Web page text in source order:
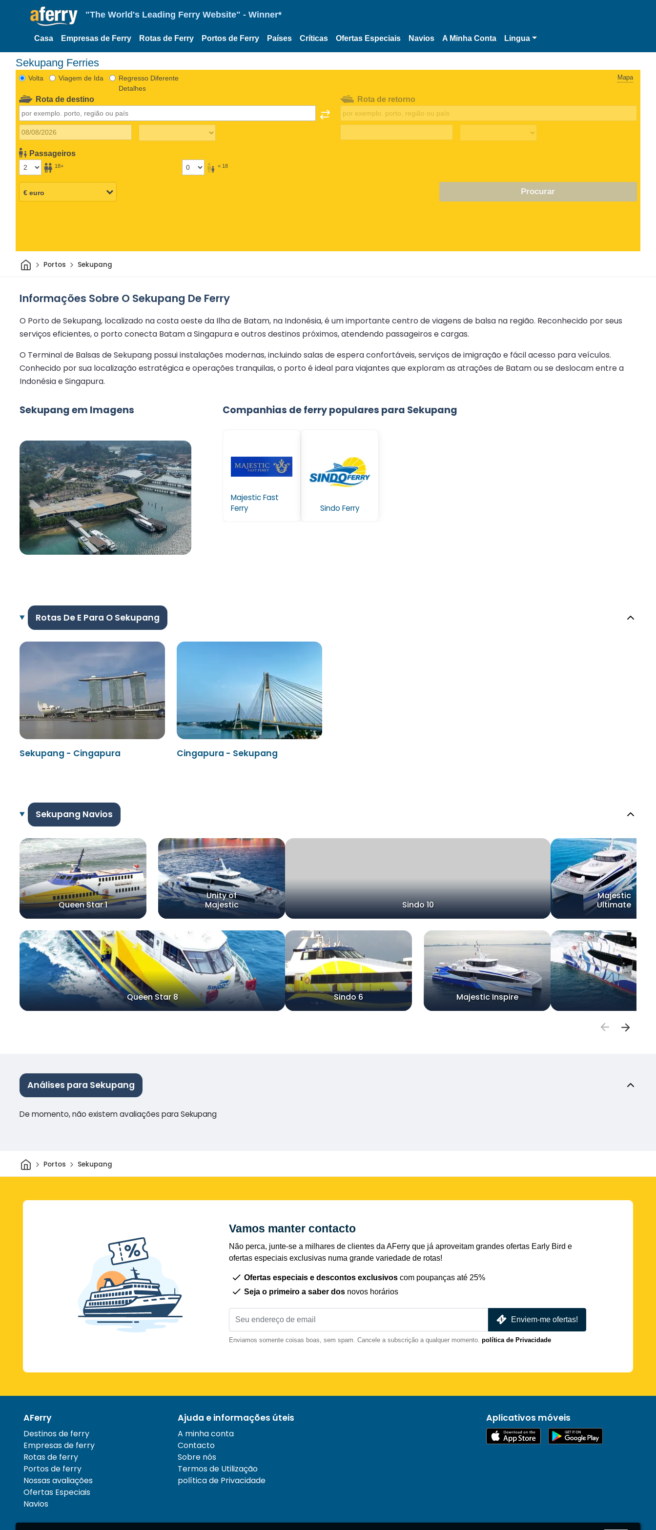
"The World's Leading Ferry Website" - Winner*
Casa Empresas de Ferry Rotas de Ferry Portos de Ferry Países Críticas Ofertas Especiais Navios A Minha Conta Lingua
Sekupang Ferries
Volta Viagem de Ida
Regresso Diferente
Detalhes
Mapa
Rota de destino
Passageiros
18+ < 18
Rota de retorno
Procurar
CasaPortos Sekupang
Informações Sobre O Sekupang De Ferry
O Porto de Sekupang, localizado na costa oeste da Ilha de Batam, na Indonésia, é um importante centro de viagens de balsa na região. Reconhecido por seus
serviços eficientes, o porto conecta Batam a Singapura e outros destinos próximos, atendendo passageiros e cargas.
O Terminal de Balsas de Sekupang possui instalações modernas, incluindo salas de espera confortáveis, serviços de imigração e fácil acesso para veículos.
Conhecido por sua localização estratégica e operações tranquilas, o porto é ideal para viajantes que exploram as atrações de Batam ou se deslocam entre a
Indonésia e Singapura.
Sekupang em Imagens Companhias de ferry populares para Sekupang
Majestic Fast
Ferry
Sindo Ferry
Rotas De E Para O Sekupang
Sekupang - Cingapura Cingapura - Sekupang
Sekupang Navios
Queen Star 1
Unity of
Majestic
Queen Star 8
Sindo 10
Sindo 6 Majestic Inspire
Majestic
Ultimate
Análises para Sekupang
De momento, não existem avaliações para Sekupang
CasaPortos Sekupang
Vamos manter contacto
Não perca, junte-se a milhares de clientes da AFerry que já aproveitam grandes ofertas Early Bird e
ofertas especiais exclusivas numa grande variedade de rotas!
Ofertas especiais e descontos exclusivos com poupanças até 25%
Seja o primeiro a saber dos novos horários
Enviem-me ofertas!
Enviamos somente coisas boas, sem spam. Cancele a subscrição a qualquer momento. política de Privacidade
AFerry
Destinos de ferry
Empresas de ferry
Rotas de ferry
Portos de ferry
Nossas avaliações
Ofertas Especiais
Navios
Ajuda e informações úteis
A minha conta
Contacto
Sobre nós
Termos de Utilização
política de Privacidade
Aplicativos móveis